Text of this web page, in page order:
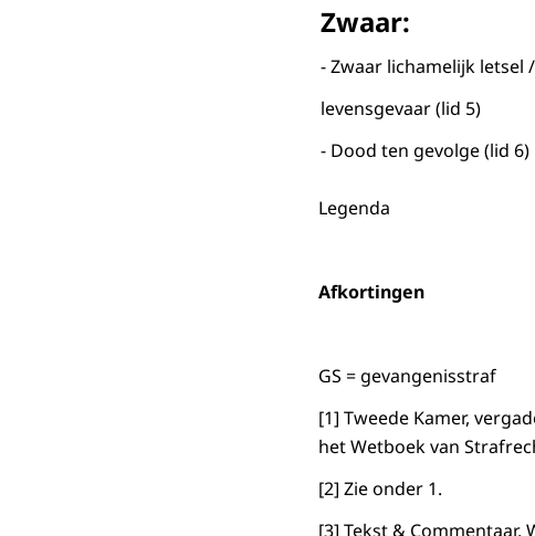
Zwaar:
- Zwaar lichamelijk letsel /
levensgevaar (lid 5)
- Dood ten gevolge (lid 6)
Legenda
Afkortingen
GS = gevangenisstraf
[1] Tweede Kamer,
het Wetboek van
[2] Zie onder 1.
[3] Tekst & Commentaar,